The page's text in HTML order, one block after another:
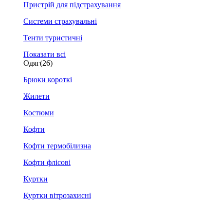
Пристрій для підстрахування
Системи страхувальні
Тенти туристичні
Показати всі
Одяг(26)
Брюки короткі
Жилети
Костюми
Кофти
Кофти термобілизна
Кофти флісові
Куртки
Куртки вітрозахисні